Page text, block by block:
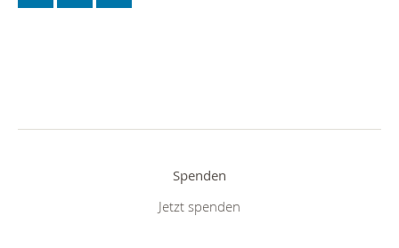
Spenden
Jetzt spenden